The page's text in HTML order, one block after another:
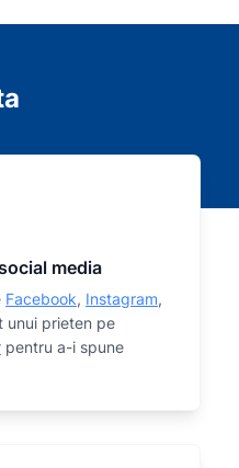
media
Facebook, Instagram,
unui prieten pe
pentru a-i spune